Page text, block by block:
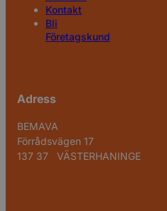
Kontakt
Bli
Företagskund
Adress
BEMAVA
Förrådsvägen 17
137 37 VÄSTERHANINGE